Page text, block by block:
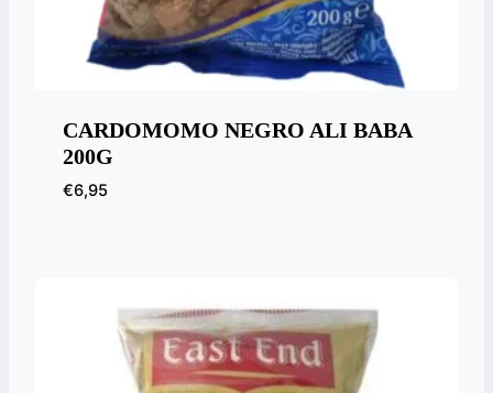
CARDOMOMO NEGRO ALI BABA
200G
€6,95